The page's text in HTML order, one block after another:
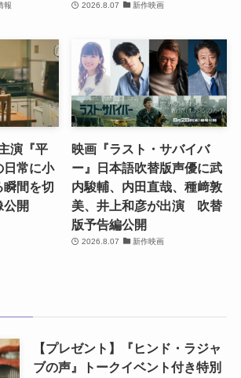
報 2026.8.07 新作映画
演『平
日常に小
瞬間を切
公開
映画『ラスト・サバイバ
ー』日本語吹替版声優に武
内駿輔、内田直哉、種﨑敦
美、井上和彦が出演 吹替
版予告編公開
2026.8.07 新作映画
【プレゼント】『ヒンド・ラジャ
ブの声』トークイベント付き特別